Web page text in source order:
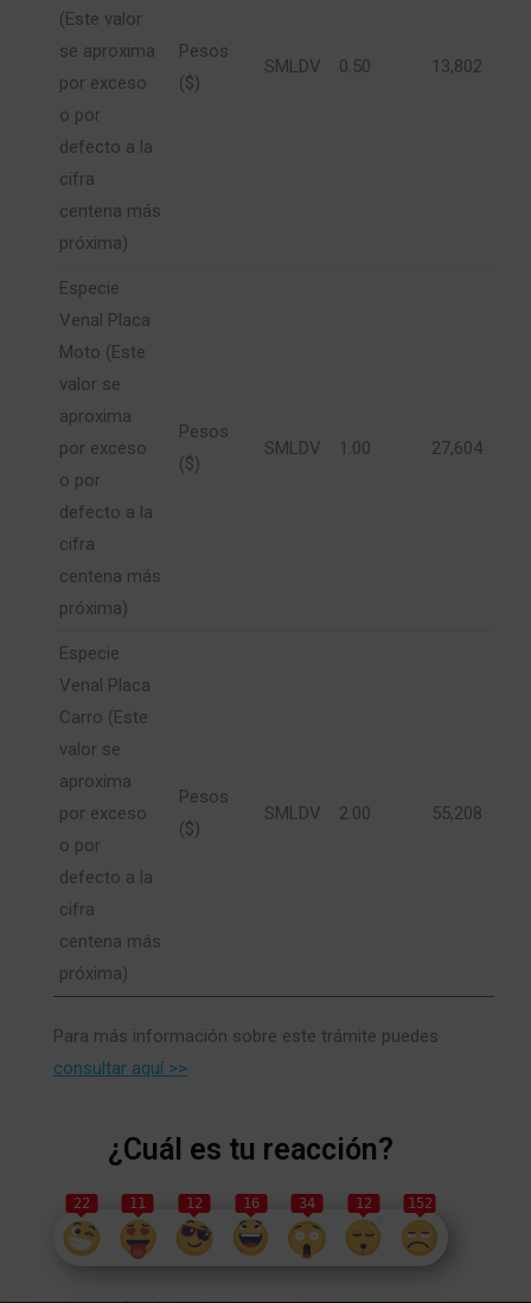
(Este valor
se aproxima
por exceso
o por
defecto a la
cifra
centena más
próxima)
Pesos
($)
SMLDV 0.50 13,802
Especie
Venal Placa
Moto (Este
valor se
aproxima
por exceso
o por
defecto a la
cifra
centena más
próxima)
Pesos
($)
SMLDV 1.00 27,604
Especie
Venal Placa
Carro (Este
valor se
aproxima
por exceso
o por
defecto a la
cifra
centena más
próxima)
Pesos
($)
SMLDV 2.00 55,208
Para más información sobre este trámite puedes
consultar aquí >>
¿Cuál es tu reacción?
22 11 12 16 34 12 152